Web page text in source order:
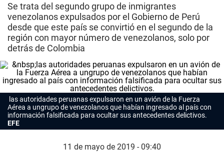
Se trata del segundo grupo de inmigrantes
venezolanos expulsados por el Gobierno de Perú
desde que este país se convirtió en el segundo de la
región con mayor número de venezolanos, solo por
detrás de Colombia
las autoridades peruanas expulsaron en un avión de la Fuerza
Aérea a ungrupo de venezolanos que habían ingresado al país con
información falsificada para ocultar sus antecedentes delictivos.
EFE
11 de mayo de 2019 - 09:40